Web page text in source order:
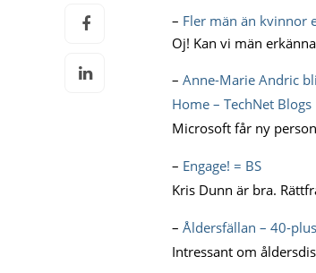
– Fler män än kvinnor
Oj! Kan vi män
– Anne-Marie Andric
Home – TechNet Blogs
Microsoft får ny
– Engage! = BS
Kris Dunn är bra.
– Åldersfällan – 40-
Intressant om